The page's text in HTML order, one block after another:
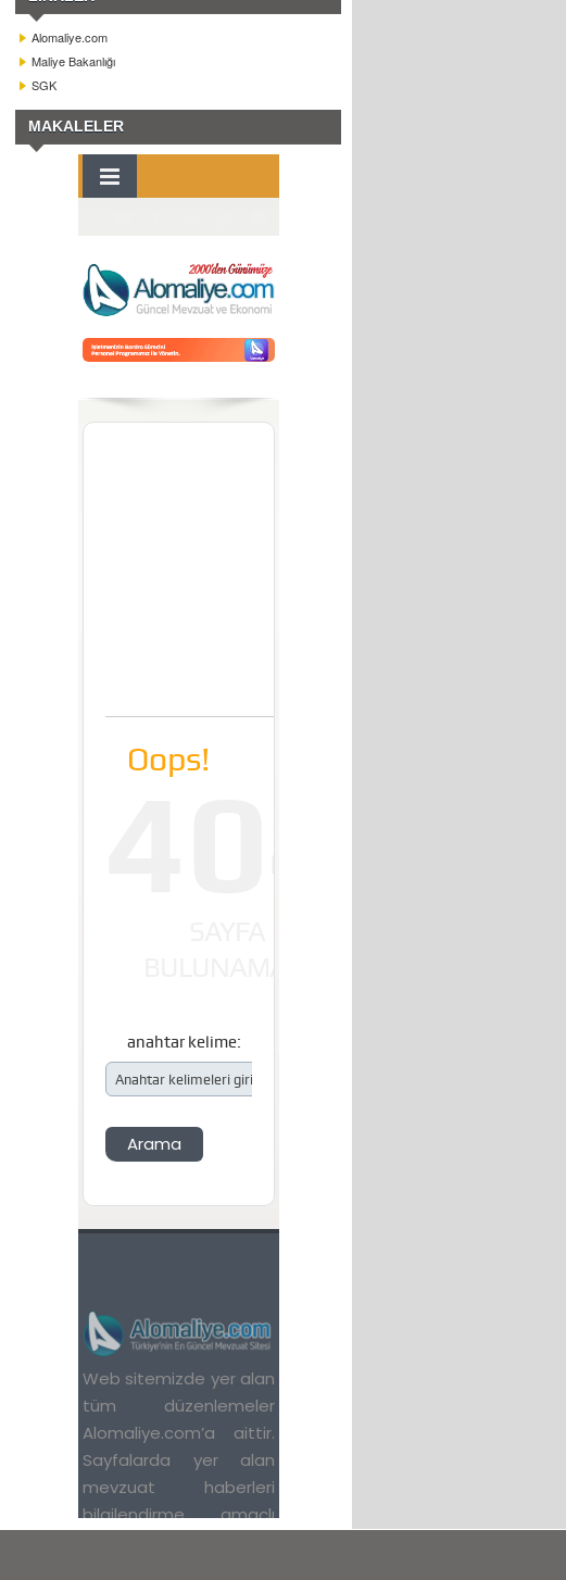
Alomaliye.com
Maliye Bakanlığı
SGK
MAKALELER